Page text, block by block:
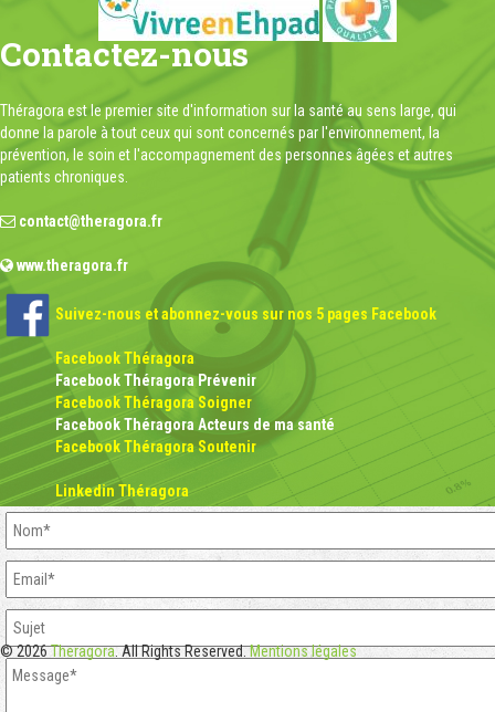
Contactez-nous
Théragora est le premier site d'information sur la santé au sens large, qui
donne la parole à tout ceux qui sont concernés par l'environnement, la
prévention, le soin et l'accompagnement des personnes âgées et autres
patients chroniques.
contact@theragora.fr
www.theragora.fr
Suivez-nous et abonnez-vous sur nos 5 pages Facebook
Facebook Théragora
Facebook Théragora Prévenir
Facebook Théragora Soigner
Facebook Théragora Acteurs de ma santé
Facebook Théragora Soutenir
Linkedin Théragora
© 2026Theragora. All Rights Reserved.Mentions légales